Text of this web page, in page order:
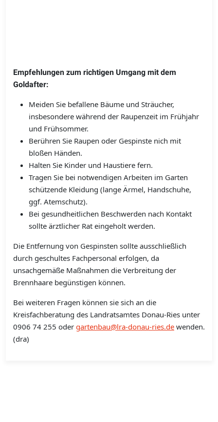
Empfehlungen zum richtigen Umgang mit dem
Goldafter:
Meiden Sie befallene Bäume und Sträucher,
insbesondere während der Raupenzeit im Frühjahr
und Frühsommer.
Berühren Sie Raupen oder Gespinste nich mit
bloßen Händen.
Halten Sie Kinder und Haustiere fern.
Tragen Sie bei notwendigen Arbeiten im Garten
schützende Kleidung (lange Ärmel, Handschuhe,
ggf. Atemschutz).
Bei gesundheitlichen Beschwerden nach Kontakt
sollte ärztlicher Rat eingeholt werden.
Die Entfernung von Gespinsten sollte ausschließlich
durch geschultes Fachpersonal erfolgen, da
unsachgemäße Maßnahmen die Verbreitung der
Brennhaare begünstigen können.
Bei weiteren Fragen können sie sich an die
Kreisfachberatung des Landratsamtes Donau-Ries unter
0906 74 255 oder gartenbau@lra-donau-ries.de wenden.
(dra)